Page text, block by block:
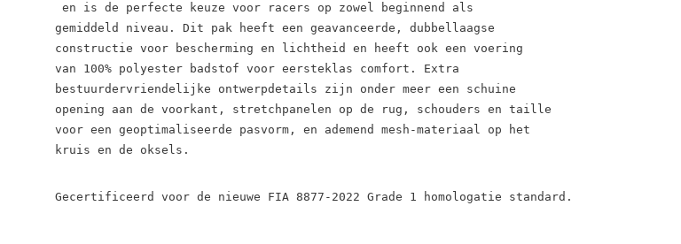
en is de perfecte keuze voor racers op zowel beginnend als
gemiddeld niveau. Dit pak heeft een geavanceerde, dubbellaagse
constructie voor bescherming en lichtheid en heeft ook een voering
van 100% polyester badstof voor eersteklas comfort. Extra
bestuurdervriendelijke ontwerpdetails zijn onder meer een schuine
opening aan de voorkant, stretchpanelen op de rug, schouders en taille
voor een geoptimaliseerde pasvorm, en ademend mesh-materiaal op het
kruis en de oksels.
Gecertificeerd voor de nieuwe FIA 8877-2022 Grade 1 homologatie standard.